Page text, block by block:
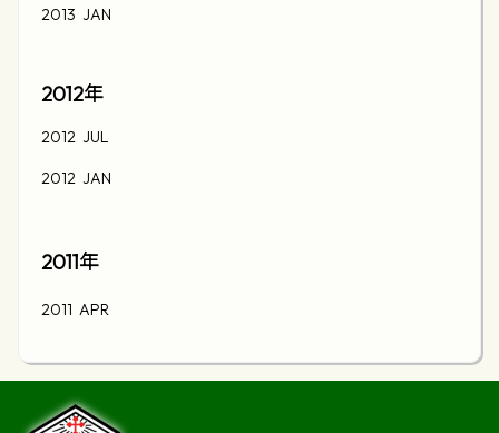
2013 JAN
2012年
2012 JUL
2012 JAN
2011年
2011 APR